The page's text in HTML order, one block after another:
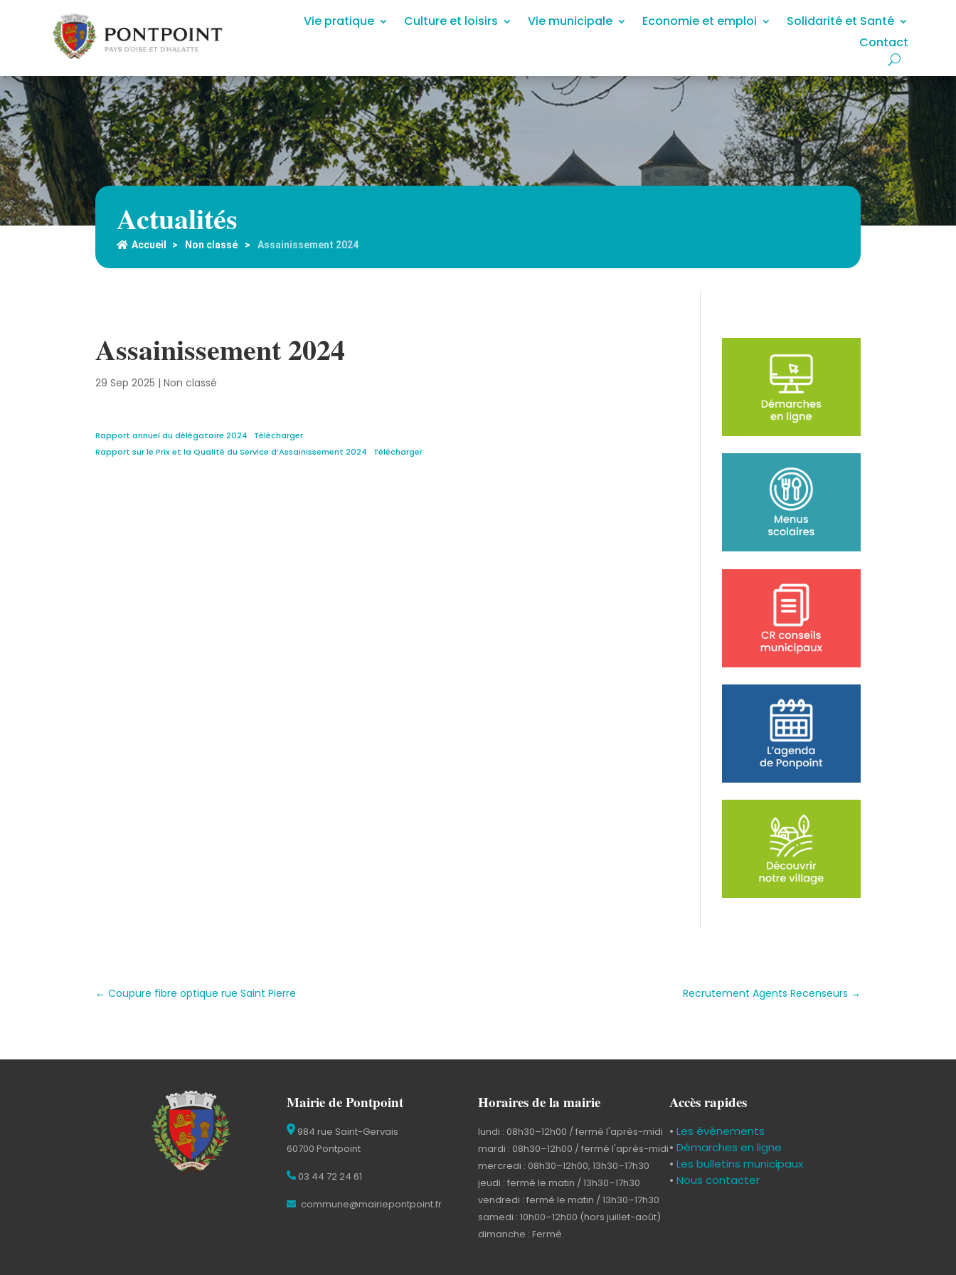
Vie pratique Culture et loisirs Vie municipale Economie et emploi
Solidarité et Santé
Contact
Actualités
Accueil > Non classé > Assainissement 2024
Assainissement 2024
29 Sep 2025 |Non classé
Rapport annuel du délégataire 2024
Télécharger
Rapport sur le Prix et la Qualité du Service d’Assainissement 2024
Télécharger
←Coupure fibre optique rue Saint Pierre Recrutement Agents Recenseurs →
Mairie de Pontpoint
984 rue Saint-Gervais
60700 Pontpoint
03 44 72 24 61
commune@mairiepontpoint.fr
Horaires de la mairie
lundi : 08h30–12h00 / fermé l'après-midi
mardi : 08h30–12h00 / fermé l'après-midi
mercredi : 08h30–12h00, 13h30–17h30
jeudi : fermé le matin / 13h30–17h30
vendredi : fermé le matin / 13h30–17h30
samedi : 10h00–12h00 (hors juillet-août)
dimanche : Fermé
Accès rapides
• Les évènements
• Démarches en ligne
• Les bulletins municipaux
• Nous contacter